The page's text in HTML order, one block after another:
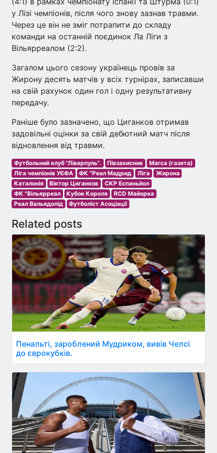
у Лізі чемпіонів, після чого знову зазнав травми.
Через це він не зміг потрапити до складу
команди на останній поєдинок Ла Ліги з
Вільярреалом (2:2).
Загалом цього сезону українець провів за
Жирону десять матчів у всіх турнірах, записавши
на свій рахунок один гол і одну результативну
передачу.
Раніше було зазначено, що Циганков отримав
задовільні оцінки за свій дебютний матч після
відновлення від травми.
Футбольний клуб "Ліверпуль". Півзахисник
Marca (газета)
Ліга чемпіонів УЄФА
ФК "Реал Мадрид Ліга
Жирона
Каталонія
Віктор Циганков
СКР Еспаньйол
ФК "Вільярреал
Кубок Короля
RCD Майорка
Реал Вальядолід
Футболіст Асоціації
Related posts
Пенальті, зароблений Мудриком, вивів Челсі
до єврокубків.